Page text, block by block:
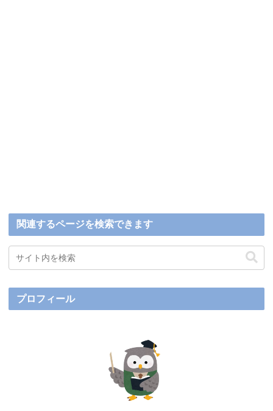
関連するページを検索できます
プロフィール